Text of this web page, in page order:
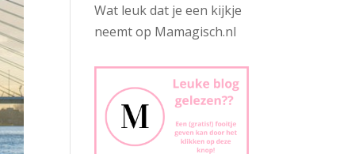
Wat leuk dat je een kijkje
neemt op Mamagisch.nl